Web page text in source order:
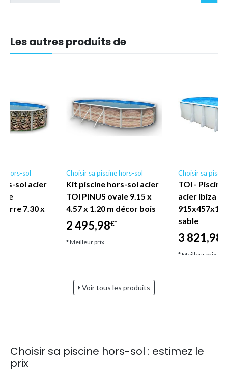
Les autres produits de
hors-sol
sol acier
7.30 x
Choisir sa piscine hors-sol
Kit piscine hors-sol acier
TOI PINUS ovale 9.15 x
4.57 x 1.20 m décor bois
2 495,98€*
* Meilleur prix
Choisir sa
TOI -
acier Ibiza
sable
3 821,98
* Meilleur prix
Voir tous les produits
Choisir sa piscine hors-sol : estimez le
prix